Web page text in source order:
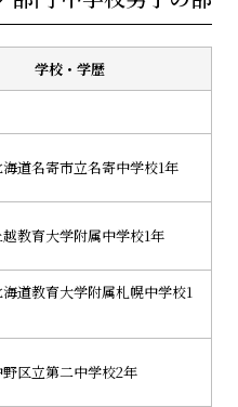
学校・学歴
道名寄市立名寄中学校1年
教育大学附属中学校1年
道教育大学附属札幌中学校1
区立第二中学校2年